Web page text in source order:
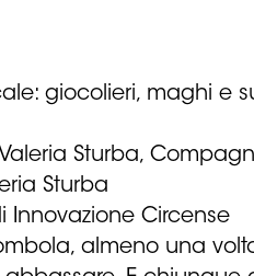
giocolieri, maghi e
Sturba,
Sturba
Innovazione Circense
almeno una